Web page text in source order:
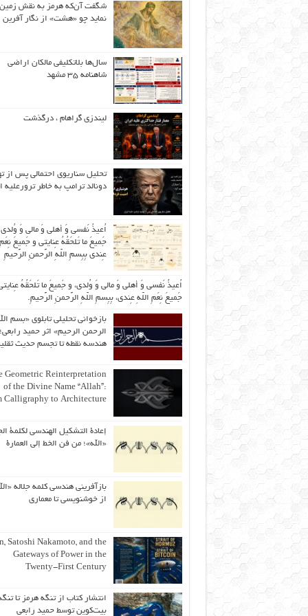
شگفت آن‌که هرمز به نقش زمین
نماید چو «هشت» از نگار آفرین
سال‌ها بلاتکلیفی مالکان اراضی
شاهنامه ۳۵ مشهد
لیندزی گراهام ، درگذشت
تحلیل سناریوی احتمالی پس از
دونالد ترامپ به خاطر ترورعلیه
اُعیذُ نَفسی وَ أهلی وَ مالی وَ
جَمیعَ ما تَلحَقُهُ عِنایتی و جَمیعَ نِعَمِ
عِندی بِبِسمِ اللّهِ الرَّحمنِ الرَّحیمِ
اُعیذُ نَفسی وَ أهلی وَ مالی وَ وُلدی، و جَمیعَ ما تَلحَقُهُ
جَمیعَ نِعَمِ اللّهِ عِندی، بِبِسمِ اللّهِ الرَّحمنِ الرَّحیمِ.
بازخوانی تحلیلی تابلوی «بسم
الرحمن الرحیم» اثر حمید رابعی؛
هندسه نقطه تا تجسم حدیث
Geometric Reinterpretation
of the Divine Name “Allah”:
Calligraphy to Architecture
إعادة التشكيل الهندسي لكلمة
«الله»؛ من فن الخط إلى العمارة
بازآفرینی هندسی کلمه جلاله
از خوشنویسی تا معماری
Satoshi Nakamoto, and the
Gateways of Power in the
Twenty-First Century
انتشار کتاب از تنگه هرمز تا
بیت‌کوین توسط حمید رابعی